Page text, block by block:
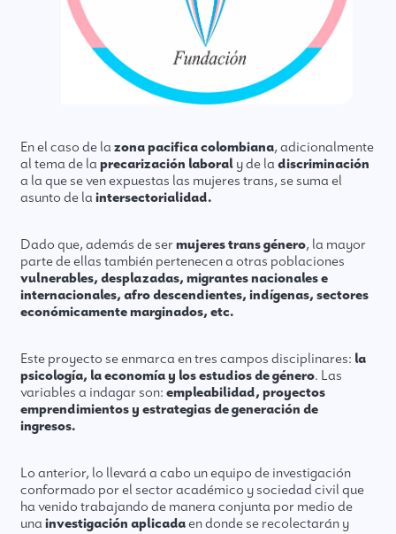
En el caso de lazona pacifica colombiana, adicionalmente
al tema de laprecarización laboral y de ladiscriminación
a la que se ven expuestas las mujeres trans, se suma el
asunto de laintersectorialidad.
Dado que, además de sermujeres trans género, la mayor
parte de ellas también pertenecen a otras poblaciones
vulnerables, desplazadas, migrantes nacionales e
internacionales, afro descendientes, indígenas, sectores
económicamente marginados, etc.
Este proyecto se enmarca en tres campos disciplinares: la
psicología, la economía y los estudios de género. Las
variables a indagar son:empleabilidad, proyectos
emprendimientos y estrategias de generación de
ingresos.
Lo anterior, lo llevará a cabo un equipo de investigación
conformado por el sector académico y sociedad civil que
ha venido trabajando de manera conjunta por medio de
unainvestigación aplicadaen donde se recolectarán y